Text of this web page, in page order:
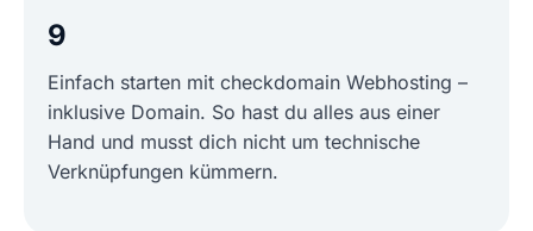
9
Einfach starten mit checkdomain Webhosting –
inklusive Domain. So hast du alles aus einer
Hand und musst dich nicht um technische
Verknüpfungen kümmern.